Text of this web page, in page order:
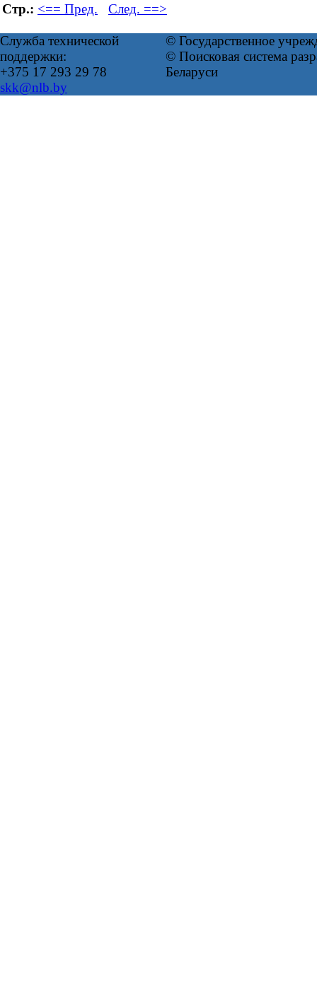
Стр.: <== Пред. След. ==>
Служба технической
поддержки:
+375 17 293 29 78
skk@nlb.by
© Государственное
© Поисковая система
Беларуси